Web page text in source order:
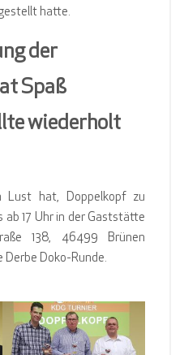
hatte.
der
Spaß
wiederholt
Lust hat, Doppelkopf zu
ab 17 Uhr in der Gaststätte
138, 46499 Brünen
Derbe Doko-Runde.